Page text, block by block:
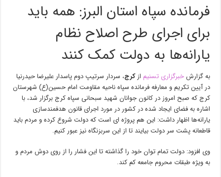
فرمانده سپاه استان البرز: همه باید
برای اجرای طرح اصلاح نظام
یارانه‌ها به دولت کمک کنند
به گزارشخبرگزاری تسنیم ازکرج، سردار سرتیپ دوم پاسدار علیرضا حیدرنیا
در آیین تکریم و معارفه فرمانده سپاه ناحیه مقاومت امام حسین(ع) شهرستان
کرج که صبح امروز در کانون جوانان شهید سبحانی سپاه کرج برگزار شد، با
اشاره به فضای ایجاد شده در کشور در مورد اجرای قانون هدفمندسازی
یارانه‌ها اظهار داشت: این هم پروژه ای است که دولت شروع کرده و مردم باید
قاطعانه پشت سر دولت بیایند تا از این سربزنگاه نیز عبور کنیم.
وی افزود: دولت تمام توان خود را گذاشته تا این فشار را از روی دوش مردم و
به ویژه طبقات محروم جامعه کم کند.